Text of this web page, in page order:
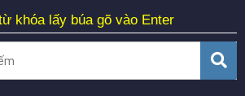
khóa lấy búa gõ vào Enter